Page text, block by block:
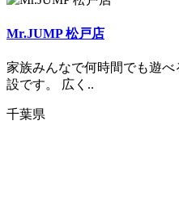
Mr.JUMP 松戸店
家族みんなで何時間でも遊
設です。 広く..
千葉県